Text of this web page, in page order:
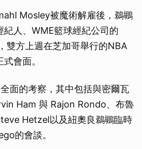
Mosley被魔術解雇後，鵜鶘
紀人、WME籃球經紀公司的
雙方上週在芝加哥舉行的NBA
會面。
面的考察，其中包括與密爾瓦
Ham 與 Rajon Rondo、布魯
Hetzel以及紐奧良鵜鶘臨時
的會談。